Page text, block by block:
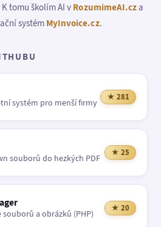
tomu školím AI v RozumimeAI.cza
systém MyInvoice.cz.
systém pro menší firmy
★ 281
souborů do hezkých PDF
★ 25
souborů a obrázků (PHP)
★ 20